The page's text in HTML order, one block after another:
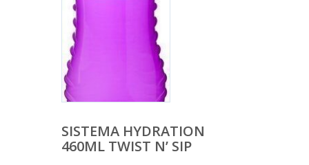
SISTEMA HYDRATION
460ML TWIST N’ SIP